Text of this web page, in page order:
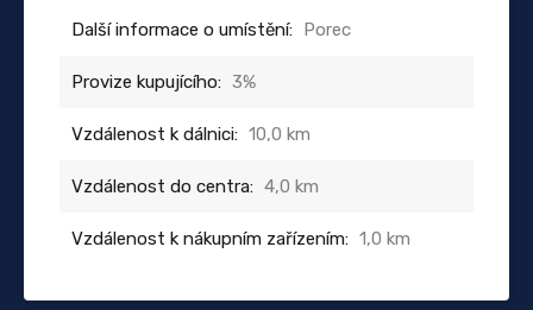
Další informace o umístění: Porec
Provize kupujícího: 3%
Vzdálenost k dálnici: 10,0 km
Vzdálenost do centra: 4,0 km
Vzdálenost k nákupním zařízením: 1,0 km